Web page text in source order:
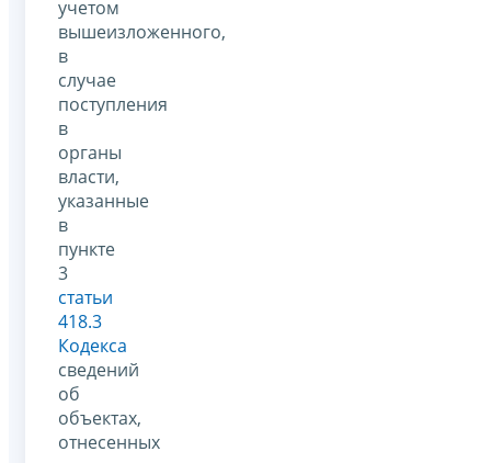
учетом
вышеизложенного,
в
случае
поступления
в
органы
власти,
указанные
в
пункте
3
статьи
418.3
Кодекса
сведений
об
объектах,
отнесенных